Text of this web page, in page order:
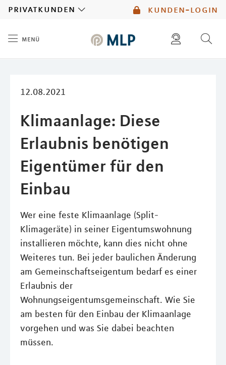
kunden-login
privatkunden
menü
12.08.2021
Klimaanlage: Diese
Erlaubnis benötigen
Eigentümer für den
Einbau
Wer eine feste Klimaanlage (Split-
Klimageräte) in seiner Eigentumswohnung
installieren möchte, kann dies nicht ohne
Weiteres tun. Bei jeder baulichen Änderung
am Gemeinschaftseigentum bedarf es einer
Erlaubnis der
Wohnungseigentumsgemeinschaft. Wie Sie
am besten für den Einbau der Klimaanlage
vorgehen und was Sie dabei beachten
müssen.